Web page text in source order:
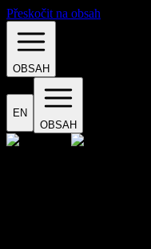
Přeskočit na obsah
OBSAH
EN
OBSAH